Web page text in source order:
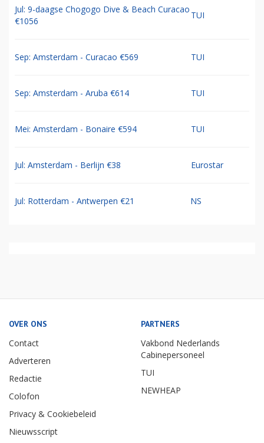
Jul: 9-daagse Chogogo Dive & Beach Curacao
€1056
TUI
Sep: Amsterdam - Curacao €569 TUI
Sep: Amsterdam - Aruba €614 TUI
Mei: Amsterdam - Bonaire €594 TUI
Jul: Amsterdam - Berlijn €38 Eurostar
Jul: Rotterdam - Antwerpen €21 NS
OVER ONS
Contact
Adverteren
Redactie
Colofon
Privacy & Cookiebeleid
Nieuwsscript
PARTNERS
Vakbond Nederlands
Cabinepersoneel
TUI
NEWHEAP